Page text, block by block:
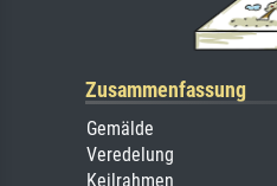
Zusammenfassung
Gemälde
Veredelung
Keilrahmen